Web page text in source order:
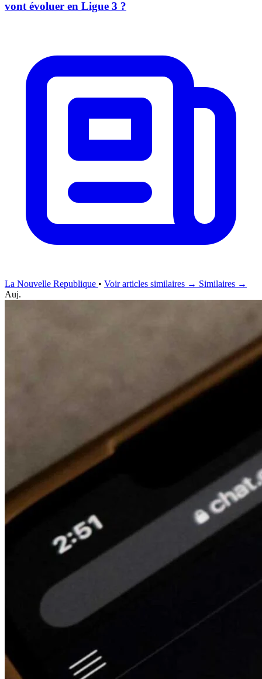
vont évoluer en Ligue 3 ?
La Nouvelle Republique • Voir articles similaires → Similaires →
Auj.